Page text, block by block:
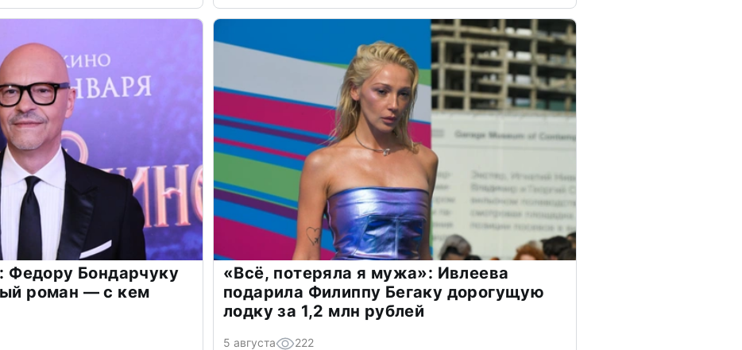
Федору Бондарчуку
роман — с кем
«Всё, потеряла я мужа»: Ивлеева
подарила Филиппу Бегаку дорогущую
лодку за 1,2 млн рублей
5 августа 222